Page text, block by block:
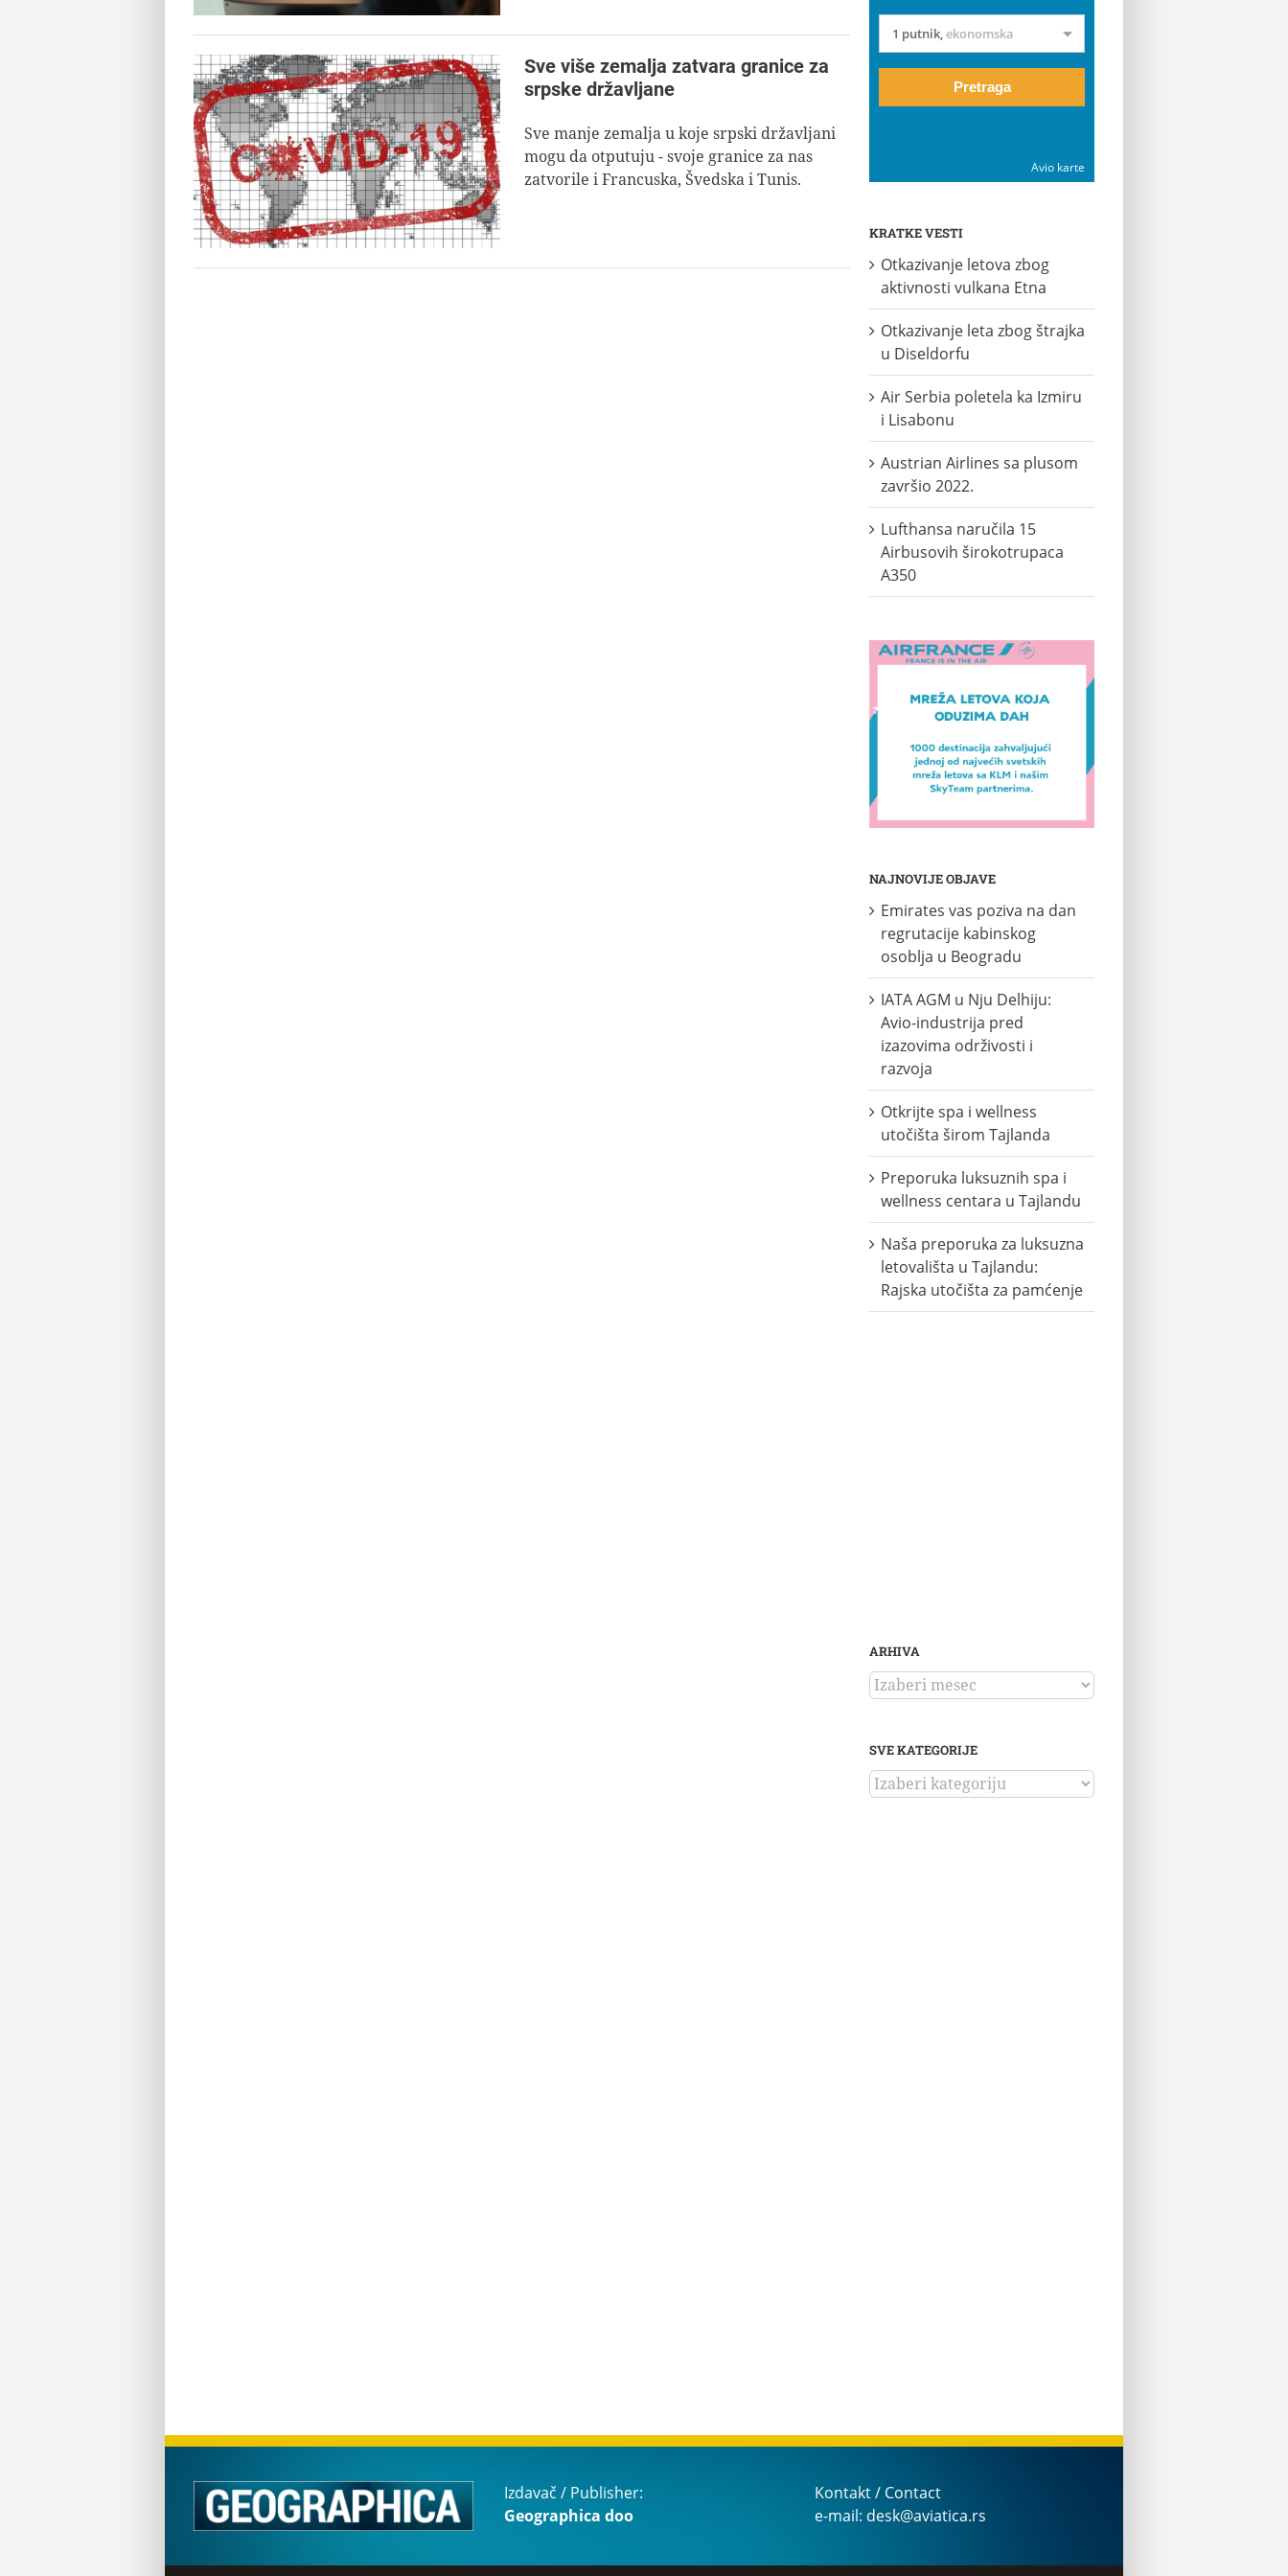
Sve više zemalja zatvara granice za
srpske državljane
Sve manje zemalja u koje srpski državljani
mogu da otputuju - svoje granice za nas
zatvorile i Francuska, Švedska i Tunis.
1 putnik,ekonomska
Pretraga
Avio karte
KRATKE VESTI
Otkazivanje letova zbog
aktivnosti vulkana Etna
Otkazivanje leta zbog štrajka
u Diseldorfu
Air Serbia poletela ka Izmiru
i Lisabonu
Austrian Airlines sa plusom
završio 2022.
Lufthansa naručila 15
Airbusovih širokotrupaca
A350
NAJNOVIJE OBJAVE
Emirates vas poziva na dan
regrutacije kabinskog
osoblja u Beogradu
IATA AGM u Nju Delhiju:
Avio-industrija pred
izazovima održivosti i
razvoja
Otkrijte spa i wellness
utočišta širom Tajlanda
Preporuka luksuznih spa i
wellness centara u Tajlandu
Naša preporuka za luksuzna
letovališta u Tajlandu:
Rajska utočišta za pamćenje
ARHIVA
ARHIVA
SVE KATEGORIJE
SVE
KATEGORIJE
Izdavač / Publisher:
Geographica doo
Kontakt / Contact
e-mail: desk@aviatica.rs